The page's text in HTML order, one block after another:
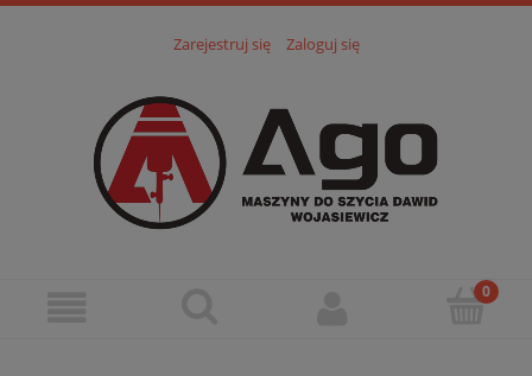
Zarejestruj się Zaloguj się